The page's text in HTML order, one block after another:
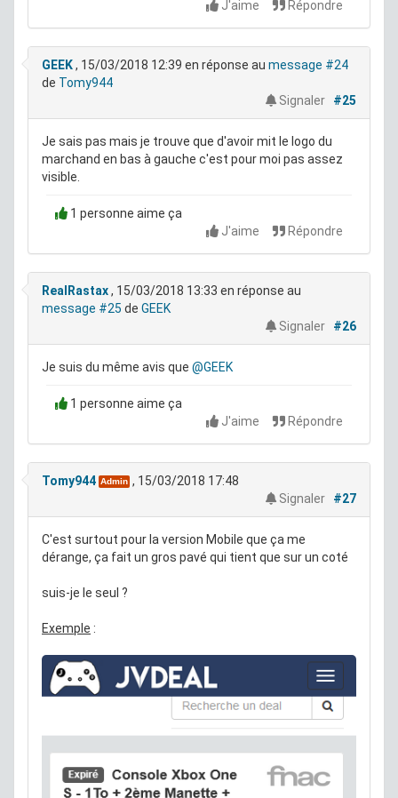
J'aime Répondre
GEEK, 15/03/2018 12:39 en réponse au message #24
de Tomy944
Signaler
#25
Je sais pas mais je trouve que d'avoir mit le logo du
marchand en bas à gauche c'est pour moi pas assez
visible.
1 personne aime ça
J'aime
Répondre
RealRastax, 15/03/2018 13:33 en réponse au
message #25 de GEEK
Signaler
#26
Je suis du même avis que @GEEK
1 personne aime ça
J'aime
Répondre
Tomy944 Admin , 15/03/2018 17:48
Signaler
#27
C'est surtout pour la version Mobile que ça me
dérange, ça fait un gros pavé qui tient que sur un coté
suis-je le seul ?
Exemple :